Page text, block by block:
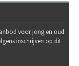
voor jong en oud.
inschrijven op dit